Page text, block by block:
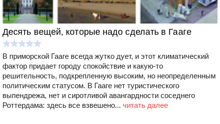
Десять вещей, которые надо сделать в Гааге
В приморской Гааге всегда жутко дует, и этот климатический
фактор придает городу спокойствие и какую-то
решительность, подкрепленную высоким, но неопределенным
политическим статусом. В Гааге нет туристического
выпендрежа, нет и сиротливой авангардности соседнего
Роттердама: здесь все взвешено... читать далее